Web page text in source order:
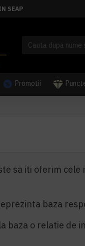
SEAP
Promotii
sa iti oferim
baza
baza o relatie de